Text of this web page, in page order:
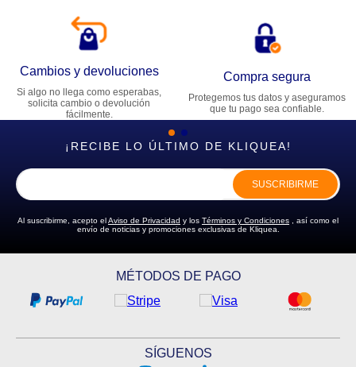
Cambios y devoluciones
Si algo no llega como esperabas,
solicita cambio o devolución
fácilmente.
Compra segura
Protegemos tus datos y aseguramos
que tu pago sea confiable.
¡RECIBE LO ÚLTIMO DE KLIQUEA!
SUSCRIBIRME
Al suscribirme, acepto elAviso de Privacidad y los Términos y Condiciones , así como el
envío de noticias y promociones exclusivas de Kliquea.
MÉTODOS DE PAGO
SÍGUENOS